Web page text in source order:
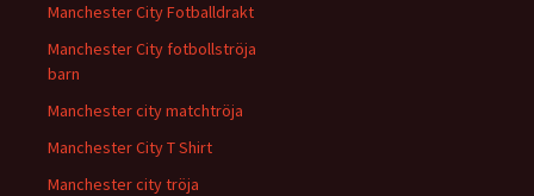
Manchester City Fotballdrakt
Manchester City fotbollströja
barn
Manchester city matchtröja
Manchester City T Shirt
Manchester city tröja